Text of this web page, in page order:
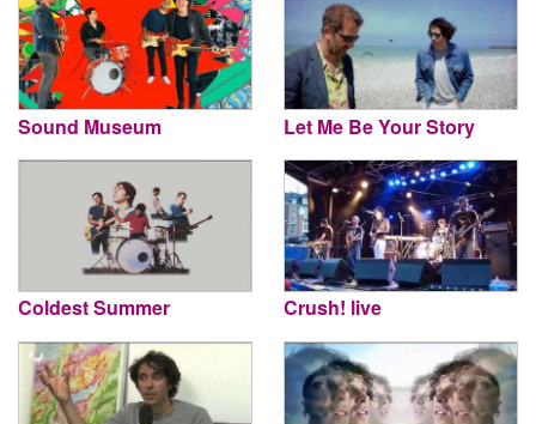
Sound Museum Let Me Be Your Story
Coldest Summer Crush! live